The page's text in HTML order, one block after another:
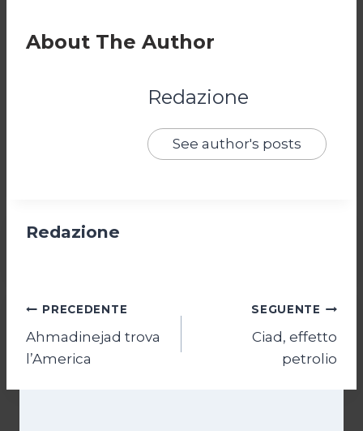
About The Author
Redazione
See author's posts
Redazione
Navigazione
articoli
PRECEDENTE
Ahmadinejad trova
l’America
SEGUENTE
Ciad, effetto
petrolio